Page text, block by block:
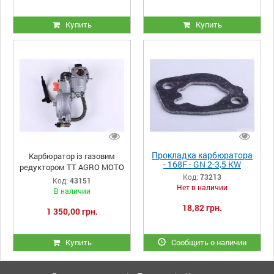
Купить Купить
Карбюратор із газовим
редуктором TT AGRO MOTO
Код: 43151
В наличии
1 350,00 грн.
Купить
Прокладка карбюратора
- 168F - GN 2-3,5 KW
Код: 73213
Нет в наличии
18,82 грн.
Сообщить о наличии